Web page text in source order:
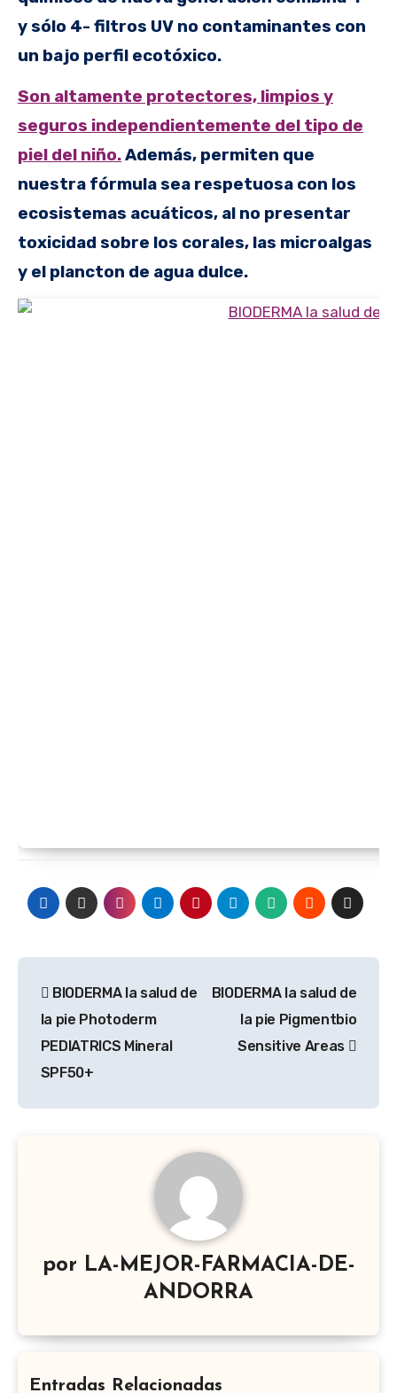
y sólo 4- filtros UV no contaminantes con
un bajo perfil ecotóxico.
Son altamente protectores, limpios y
seguros independientemente del tipo de
piel del niño.Además, permiten que
nuestra fórmula sea respetuosa con los
ecosistemas acuáticos, al no presentar
toxicidad sobre los corales, las microalgas
y el plancton de agua dulce.
de
entradas
BIODERMA la salud de
la pie Photoderm
PEDIATRICS Mineral
SPF50+
BIODERMA la salud de
la pie Pigmentbio
Sensitive Areas
por LA-MEJOR-FARMACIA-DE-
ANDORRA
Entradas Relacionadas